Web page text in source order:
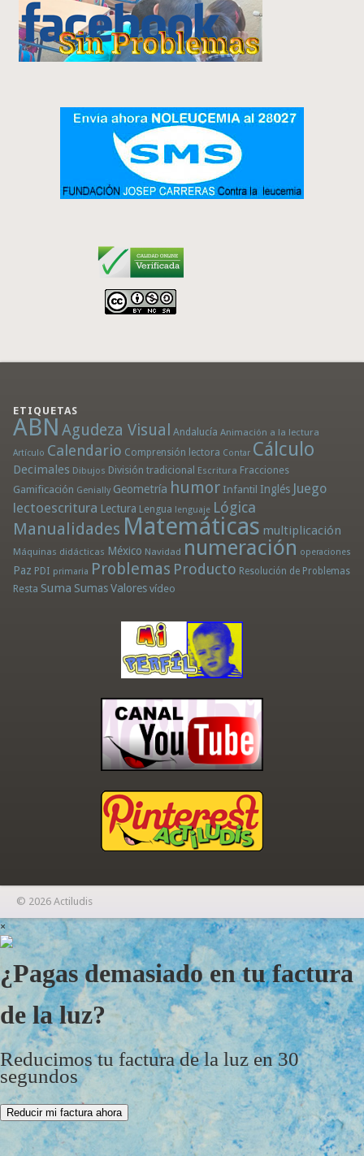
ETIQUETAS
ABN Agudeza Visual Andalucía Animación a la lectura
Artículo Calendario Comprensión lectora Contar Cálculo
Decimales Dibujos División tradicional Escritura Fracciones
Gamificación Genially Geometría humor Infantil Inglés Juego
lectoescritura Lectura Lengua lenguaje Lógica
Manualidades Matemáticas multiplicación
Máquinas didácticas México Navidad numeración operaciones
Paz PDI primaria Problemas Producto Resolución de Problemas
Resta Suma Sumas Valores vídeo
© 2026 Actiludis
×
¿Pagas demasiado en tu factura
de la luz?
Reducimos tu factura de la luz en 30
segundos
Reducir mi factura ahora